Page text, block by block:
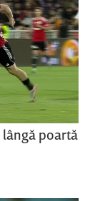
poartă